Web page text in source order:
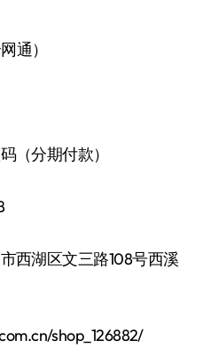
通）
（分期付款）
西湖区文三路108号西溪
shop_126882/